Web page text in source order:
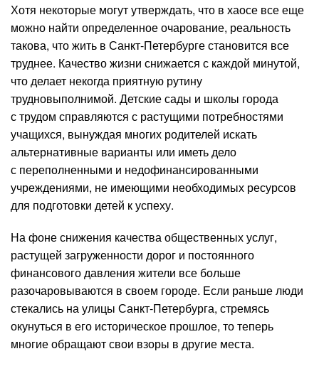
Хотя некоторые могут утверждать, что в хаосе все еще
можно найти определенное очарование, реальность
такова, что жить в Санкт-Петербурге становится все
труднее. Качество жизни снижается с каждой минутой,
что делает некогда приятную рутину
трудновыполнимой. Детские сады и школы города
с трудом справляются с растущими потребностями
учащихся, вынуждая многих родителей искать
альтернативные варианты или иметь дело
с переполненными и недофинансированными
учреждениями, не имеющими необходимых ресурсов
для подготовки детей к успеху.
На фоне снижения качества общественных услуг,
растущей загруженности дорог и постоянного
финансового давления жители все больше
разочаровываются в своем городе. Если раньше люди
стекались на улицы Санкт-Петербурга, стремясь
окунуться в его историческое прошлое, то теперь
многие обращают свои взоры в другие места.